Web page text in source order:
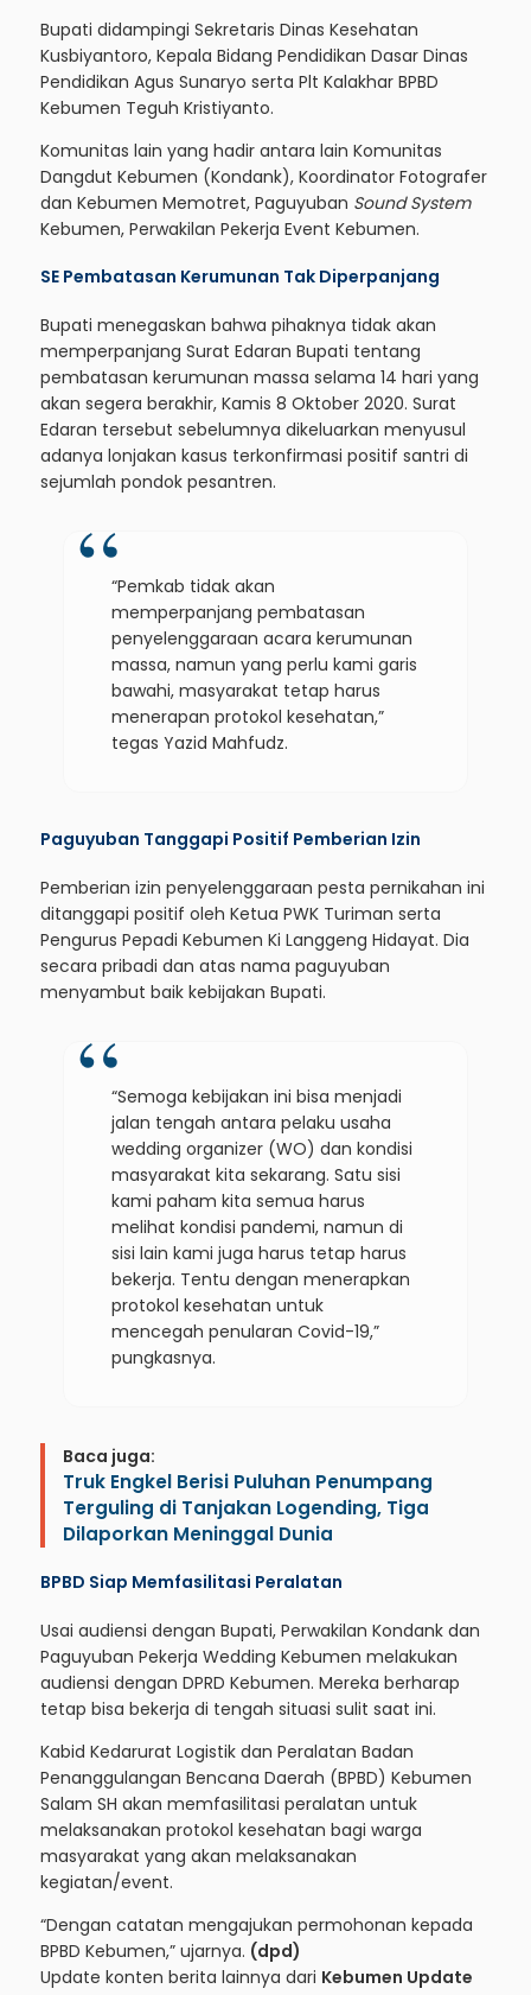
Bupati didampingi Sekretaris Dinas Kesehatan
Kusbiyantoro, Kepala Bidang Pendidikan Dasar Dinas
Pendidikan Agus Sunaryo serta Plt Kalakhar BPBD
Kebumen Teguh Kristiyanto.
Komunitas lain yang hadir antara lain Komunitas
Dangdut Kebumen (Kondank), Koordinator Fotografer
dan Kebumen Memotret, Paguyuban Sound System
Kebumen, Perwakilan Pekerja Event Kebumen.
SE Pembatasan Kerumunan Tak Diperpanjang
Bupati menegaskan bahwa pihaknya tidak akan
memperpanjang Surat Edaran Bupati tentang
pembatasan kerumunan massa selama 14 hari yang
akan segera berakhir, Kamis 8 Oktober 2020. Surat
Edaran tersebut sebelumnya dikeluarkan menyusul
adanya lonjakan kasus terkonfirmasi positif santri di
sejumlah pondok pesantren.
“Pemkab tidak akan
memperpanjang pembatasan
penyelenggaraan acara kerumunan
massa, namun yang perlu kami garis
bawahi, masyarakat tetap harus
menerapan protokol kesehatan,”
tegas Yazid Mahfudz.
Paguyuban Tanggapi Positif Pemberian Izin
Pemberian izin penyelenggaraan pesta pernikahan ini
ditanggapi positif oleh Ketua PWK Turiman serta
Pengurus Pepadi Kebumen Ki Langgeng Hidayat. Dia
secara pribadi dan atas nama paguyuban
menyambut baik kebijakan Bupati.
“Semoga kebijakan ini bisa menjadi
jalan tengah antara pelaku usaha
wedding organizer (WO) dan kondisi
masyarakat kita sekarang. Satu sisi
kami paham kita semua harus
melihat kondisi pandemi, namun di
sisi lain kami juga harus tetap harus
bekerja. Tentu dengan menerapkan
protokol kesehatan untuk
mencegah penularan Covid-19,”
pungkasnya.
Baca juga:
Truk Engkel Berisi Puluhan Penumpang
Terguling di Tanjakan Logending, Tiga
Dilaporkan Meninggal Dunia
BPBD Siap Memfasilitasi Peralatan
Usai audiensi dengan Bupati, Perwakilan Kondank dan
Paguyuban Pekerja Wedding Kebumen melakukan
audiensi dengan DPRD Kebumen. Mereka berharap
tetap bisa bekerja di tengah situasi sulit saat ini.
Kabid Kedarurat Logistik dan Peralatan Badan
Penanggulangan Bencana Daerah (BPBD) Kebumen
Salam SH akan memfasilitasi peralatan untuk
melaksanakan protokol kesehatan bagi warga
masyarakat yang akan melaksanakan
kegiatan/event.
“Dengan catatan mengajukan permohonan kepada
BPBD Kebumen,” ujarnya. (dpd)
Update konten berita lainnya dari Kebumen Update